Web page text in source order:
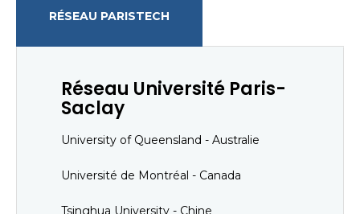
RÉSEAU PARISTECH
Réseau Université Paris-
Saclay
University of Queensland - Australie
Université de Montréal - Canada
Tsinghua University - Chine